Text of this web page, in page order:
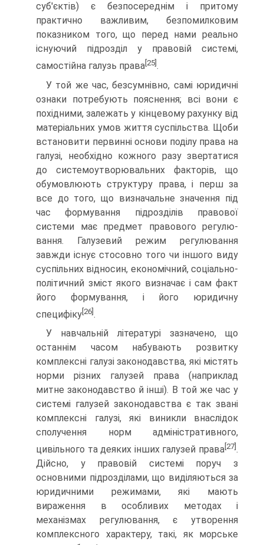
суб'єктів) є безпосереднім і притому
практично важливим, безпомилковим
показником того, що перед нами реально
існуючий підрозділ у правовій системі,
самостійна галузь права [25] .
У той же час, безсумнівно, самі юридичні
ознаки потре­бують пояснення; всі вони є
похідними, залежать у кінцево­му рахунку від
матеріальних умов життя суспільства. Щоби
встановити первинні основи поділу права на
галузі, необ­хідно кожного разу звертатися
до системоутворювальних факторів, що
обумовлюють структуру права, і перш за
все до того, що визначальне значення під
час формування під­розділів правової
системи має предмет правового регулю­
вання. Галузевий режим регулювання
завжди існує стосов­но того чи іншого виду
суспільних відносин, економічний, соціально-
політичний зміст якого визначає і сам факт
його формування, і його юридичну
специфіку[26].
У навчальній літературі зазначено, що
останнім часом набувають розвитку
комплексні галузі законодавства, які мі­стять
норми різних галузей права (наприклад
митне законо­давство й інші). В той же час у
системі галузей законодавства є так звані
комплексні галузі, які виникли внаслідок
сполу­чення норм адміністративного,
цивільного та деяких інших галузей права [27] .
Дійсно, у правовій системі поруч з
основними підрозділами, що виділяються за
юридичними режимами, які мають
вираження в особливих методах і
механізмах регулю­вання, є утворення
комплексного характеру, такі, як морське